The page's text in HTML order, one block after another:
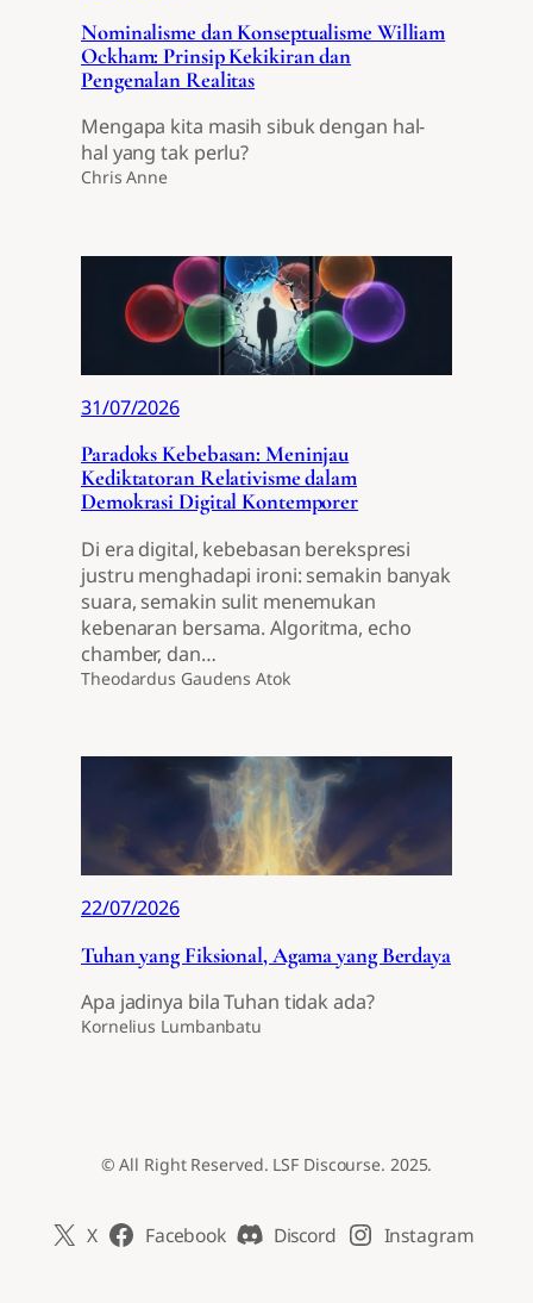
Nominalisme dan Konseptualisme William
Ockham: Prinsip Kekikiran dan
Pengenalan Realitas
Mengapa kita masih sibuk dengan hal-
hal yang tak perlu?
Chris Anne
31/07/2026
Paradoks Kebebasan: Meninjau
Kediktatoran Relativisme dalam
Demokrasi Digital Kontemporer
Di era digital, kebebasan berekspresi
justru menghadapi ironi: semakin banyak
suara, semakin sulit menemukan
kebenaran bersama. Algoritma, echo
chamber, dan…
Theodardus Gaudens Atok
22/07/2026
Tuhan yang Fiksional, Agama yang Berdaya
Apa jadinya bila Tuhan tidak ada?
Kornelius Lumbanbatu
© All Right Reserved. LSF Discourse. 2025.
X Facebook Discord Instagram